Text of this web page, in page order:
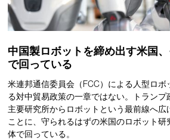
中国製ロボットを締め出す米国
で回っている
米連邦通信委員会（FCC）による人型ロボ
る対中貿易政策の一章ではない。トランプ
主要研究所からロボットという最前線へ広
ことに、守られるはずの米国のロボット
体で回っている。